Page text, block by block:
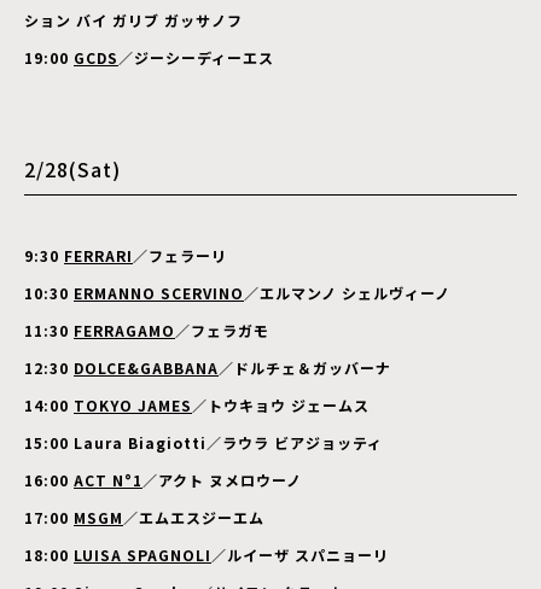
ション バイ ガリブ ガッサノフ
19:00 GCDS ／ジーシーディーエス
2/28(Sat)
9:30 FERRARI ／フェラーリ
10:30 ERMANNO SCERVINO ／エルマンノ シェルヴィーノ
11:30 FERRAGAMO ／フェラガモ
12:30 DOLCE&GABBANA／ ドルチェ＆ガッバーナ
14:00 TOKYO JAMES ／トウキョウ ジェームス
15:00 Laura Biagiotti／ラウラ ビアジョッティ
16:00 ACT N°1 ／アクト ヌメロウーノ
17:00 MSGM ／エムエスジーエム
18:00 LUISA SPAGNOLI ／ルイーザ スパニョーリ